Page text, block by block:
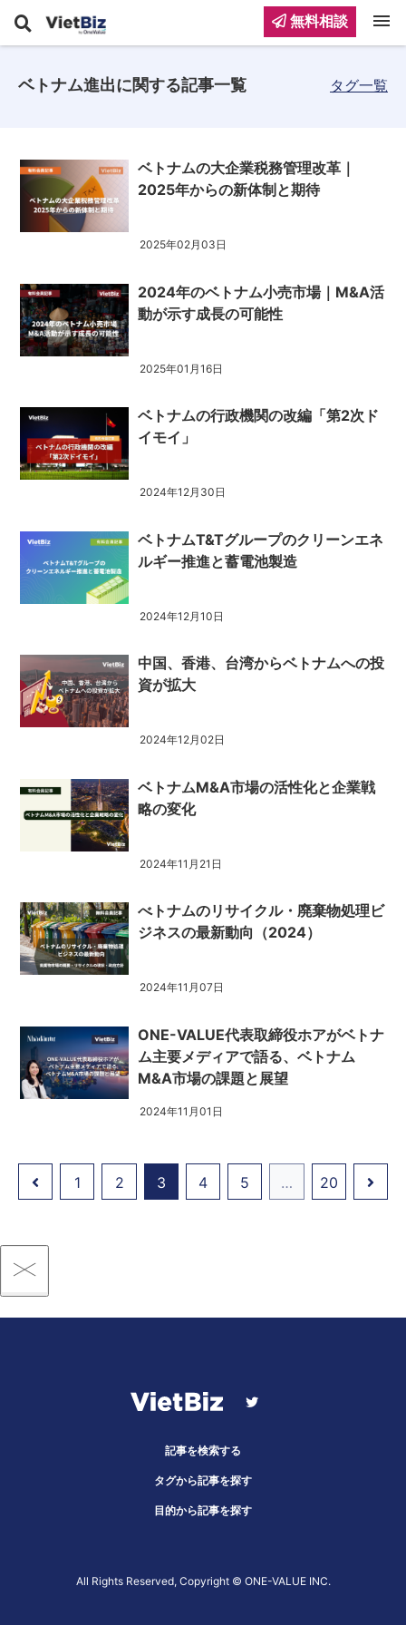
ベトナム進出に関する記事一覧 タグ一覧
ベトナムの大企業税務管理改革｜
2025年からの新体制と期待
2025年02月03日
2024年のベトナム小売市場｜M&A活
動が示す成長の可能性
2025年01月16日
ベトナムの行政機関の改編「第2次ド
イモイ」
2024年12月30日
ベトナムT&Tグループのクリーンエネ
ルギー推進と蓄電池製造
2024年12月10日
中国、香港、台湾からベトナムへの投
資が拡大
2024年12月02日
ベトナムM&A市場の活性化と企業戦
略の変化
2024年11月21日
べトナムのリサイクル・廃棄物処理ビ
ジネスの最新動向（2024）
2024年11月07日
ONE-VALUE代表取締役ホアがベトナ
ム主要メディアで語る、ベトナム
M&A市場の課題と展望
2024年11月01日
1 2 3 4 5 … 20
記事を検索する
タグから記事を探す
目的から記事を探す
All Rights Reserved, Copyright ©︎ ONE-VALUE INC.
無料相談 menu